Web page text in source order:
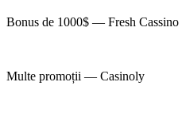
Bonus de 1000$ — Fresh Cassino
Multe promoții — Casinoly